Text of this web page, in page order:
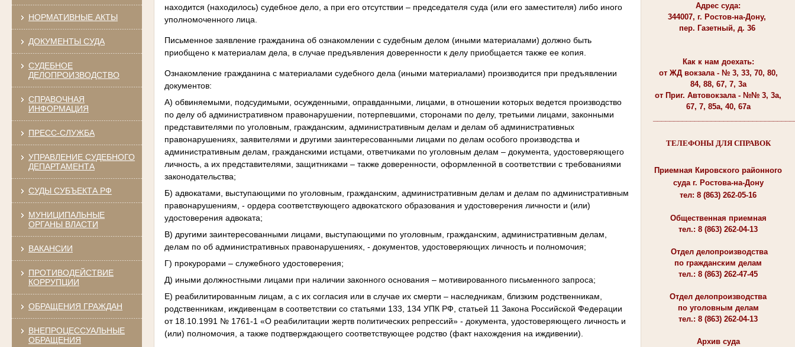
НОРМАТИВНЫЕ АКТЫ
ДОКУМЕНТЫ СУДА
СУДЕБНОЕ
ДЕЛОПРОИЗВОДСТВО
СПРАВОЧНАЯ
ИНФОРМАЦИЯ
ПРЕСС-СЛУЖБА
УПРАВЛЕНИЕ СУДЕБНОГО
ДЕПАРТАМЕНТА
СУДЫ СУБЪЕКТА РФ
МУНИЦИПАЛЬНЫЕ
ОРГАНЫ ВЛАСТИ
ВАКАНСИИ
ПРОТИВОДЕЙСТВИЕ
КОРРУПЦИИ
ОБРАЩЕНИЯ ГРАЖДАН
ВНЕПРОЦЕССУАЛЬНЫЕ
ОБРАЩЕНИЯ
Адрес суда:
344007, г. Ростов-на-Дону,
пер. Газетный, д. 36
Как к нам доехать:
от ЖД вокзала - № 3, 33, 70, 80,
84, 88, 67, 7, 3а
от Приг. Автовокзала - №№ 3, 3а,
67, 7, 85а, 40, 67а
ТЕЛЕФОНЫ ДЛЯ СПРАВОК
Приемная Кировского районного
суда г. Ростова-на-Дону
тел: 8 (863) 262-05-16
Общественная приемная
тел.: 8 (863) 262-04-13
Отдел делопроизводства
по гражданским делам
тел.: 8 (863) 262-47-45
Отдел делопроизводства
по уголовным делам
тел.: 8 (863) 262-04-13
Архив суда
находится (находилось) судебное дело, а при его отсутствии – председателя суда (или его заместителя) либо иного
уполномоченного лица.
Письменное заявление гражданина об ознакомлении с судебным делом (иными материалами) должно быть
приобщено к материалам дела, в случае предъявления доверенности к делу приобщается также ее копия.
Ознакомление гражданина с материалами судебного дела (иными материалами) производится при предъявлении
документов:
А) обвиняемыми, подсудимыми, осужденными, оправданными, лицами, в отношении которых ведется производство
по делу об административном правонарушении, потерпевшими, сторонами по делу, третьими лицами, законными
представителями по уголовным, гражданским, административным делам и делам об административных
правонарушениях, заявителями и другими заинтересованными лицами по делам особого производства и
административным делам, гражданскими истцами, ответчиками по уголовным делам – документа, удостоверяющего
личность, а их представителями, защитниками – также доверенности, оформленной в соответствии с требованиями
законодательства;
Б) адвокатами, выступающими по уголовным, гражданским, административным делам и делам по административным
правонарушениям, - ордера соответствующего адвокатского образования и удостоверения личности и (или)
удостоверения адвоката;
В) другими заинтересованными лицами, выступающими по уголовным, гражданским, административным делам,
делам по об административных правонарушениях, - документов, удостоверяющих личность и полномочия;
Г) прокурорами – служебного удостоверения;
Д) иными должностными лицами при наличии законного основания – мотивированного письменного запроса;
Е) реабилитированным лицам, а с их согласия или в случае их смерти – наследникам, близким родственникам,
родственникам, иждивенцам в соответствии со статьями 133, 134 УПК РФ, статьей 11 Закона Российской Федерации
от 18.10.1991 № 1761-1 «О реабилитации жертв политических репрессий» - документа, удостоверяющего личность и
(или) полномочия, а также подтверждающего соответствующее родство (факт нахождения на иждивении).